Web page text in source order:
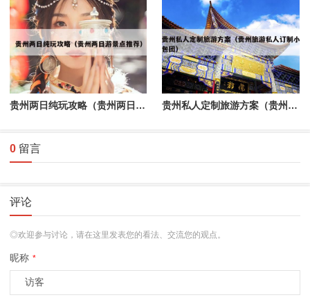
贵州两日纯玩攻略（贵州两日游景点推荐） 贵州私人定制旅游方案（贵州旅游私人订制小包团）
0 留言
评论
◎欢迎参与讨论，请在这里发表您的看法、交流您的观点。
昵称 *